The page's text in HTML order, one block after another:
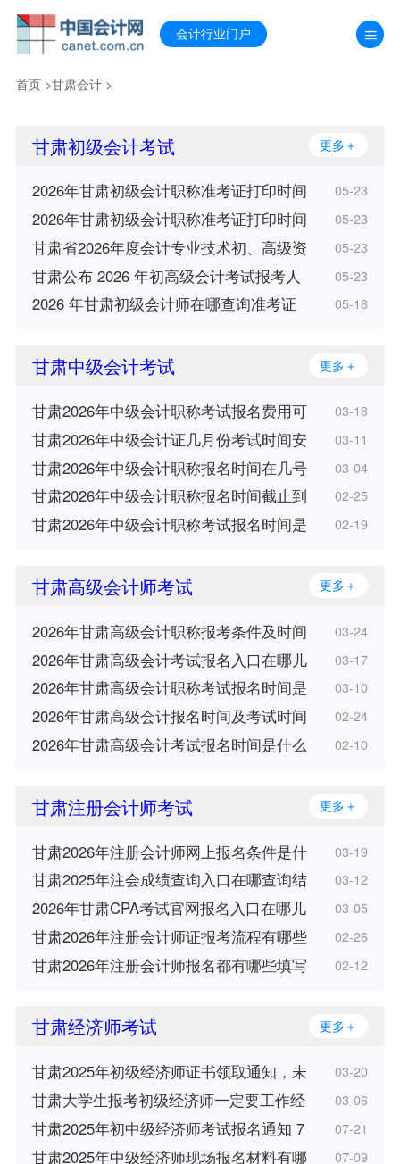
会计行业门户
首页>甘肃会计>
甘肃初级会计考试 更多＋
2026年甘肃初级会计职称准考证打印时间 05-23
2026年甘肃初级会计职称准考证打印时间 05-23
甘肃省2026年度会计专业技术初、高级资 05-23
甘肃公布 2026 年初高级会计考试报考人 05-23
2026 年甘肃初级会计师在哪查询准考证 05-18
甘肃中级会计考试 更多＋
甘肃2026年中级会计职称考试报名费用可 03-18
甘肃2026年中级会计证几月份考试时间安 03-11
甘肃2026年中级会计职称报名时间在几号 03-04
甘肃2026年中级会计职称报名时间截止到 02-25
甘肃2026年中级会计职称考试报名时间是 02-19
甘肃高级会计师考试 更多＋
2026年甘肃高级会计职称报考条件及时间 03-24
2026年甘肃高级会计考试报名入口在哪儿 03-17
2026年甘肃高级会计职称考试报名时间是 03-10
2026年甘肃高级会计报名时间及考试时间 02-24
2026年甘肃高级会计考试报名时间是什么 02-10
甘肃注册会计师考试 更多＋
甘肃2026年注册会计师网上报名条件是什 03-19
甘肃2025年注会成绩查询入口在哪查询结 03-12
2026年甘肃CPA考试官网报名入口在哪儿 03-05
甘肃2026年注册会计师证报考流程有哪些 02-26
甘肃2026年注册会计师报名都有哪些填写 02-12
甘肃经济师考试 更多＋
甘肃2025年初级经济师证书领取通知，未 03-20
甘肃大学生报考初级经济师一定要工作经 03-06
甘肃2025年初中级经济师考试报名通知 7 07-21
甘肃2025年中级经济师现场报名材料有哪 07-09